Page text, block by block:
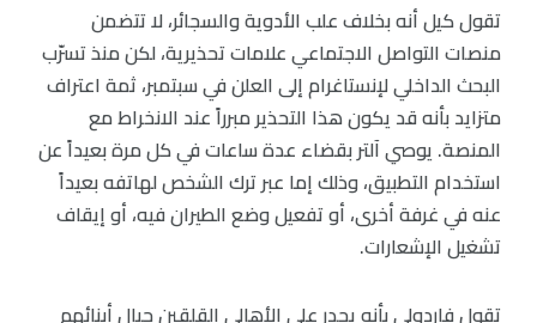
تقول كيل أنه بخلاف علب الأدوية والسجائر، لا تتضمن
منصات التواصل الاجتماعي علامات تحذيرية، لكن منذ تسرّب
البحث الداخلي لإنستاغرام إلى العلن في سبتمبر، ثمة اعتراف
متزايد بأنه قد يكون هذا التحذير مبرراً عند الانخراط مع
المنصة. يوصي آلتر بقضاء عدة ساعات في كل مرة بعيداً عن
استخدام التطبيق، وذلك إما عبر ترك الشخص لهاتفه بعيداً
عنه في غرفة أخرى، أو تفعيل وضع الطيران فيه، أو إيقاف
تشغيل الإشعارات.
تقول فاردولي بأنه يجدر على الأهالي القلقين حيال أبنائهم